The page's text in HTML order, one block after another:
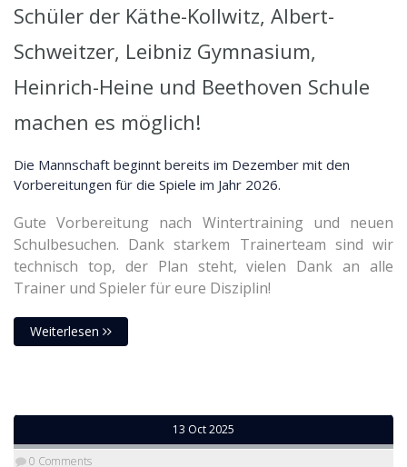
Schüler der Käthe-Kollwitz, Albert-
Schweitzer, Leibniz Gymnasium,
Heinrich-Heine und Beethoven Schule
machen es möglich!
Die Mannschaft beginnt bereits im Dezember mit den
Vorbereitungen für die Spiele im Jahr 2026.
Gute Vorbereitung nach Wintertraining und neuen
Schulbesuchen. Dank starkem Trainerteam sind wir
technisch top, der Plan steht, vielen Dank an alle
Trainer und Spieler für eure Disziplin!
Weiterlesen
13 Oct 2025
0 Comments